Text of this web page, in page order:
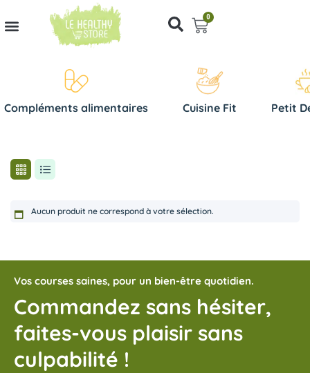
0
Compléments alimentaires Cuisine Fit Petit
Aucun produit ne correspond à votre sélection.
Vos courses saines, pour un bien-être quotidien.
Commandez sans hésiter,
faites-vous plaisir sans
culpabilité !